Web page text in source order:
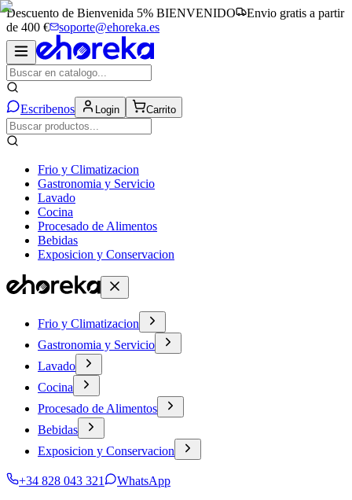
Descuento de Bienvenida 5% BIENVENIDO
Envio gratis a partir
de 400 €
soporte@ehoreka.es
Escribenos Login Carrito
Frio y Climatizacion
Gastronomia y Servicio
Lavado
Cocina
Procesado de Alimentos
Bebidas
Exposicion y Conservacion
Frio y Climatizacion
Gastronomia y Servicio
Lavado
Cocina
Procesado de Alimentos
Bebidas
Exposicion y Conservacion
+34 828 043 321
WhatsApp